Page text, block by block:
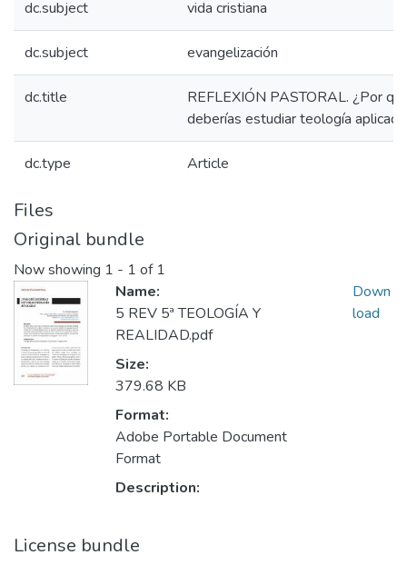
dc.subject vida cristiana
dc.subject evangelización
dc.title
REFLEXIÓN PASTORAL. ¿Por
deberías estudiar teología
dc.type Article
Files
Original bundle
Now showing 1 - 1 of 1
Name:
5 REV 5ª TEOLOGÍA Y
REALIDAD.pdf
Size:
379.68 KB
Format:
Adobe Portable Document
Format
Description:
Down
load
License bundle